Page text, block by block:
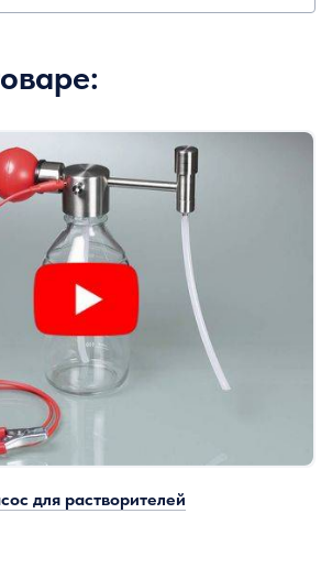
для растворителей